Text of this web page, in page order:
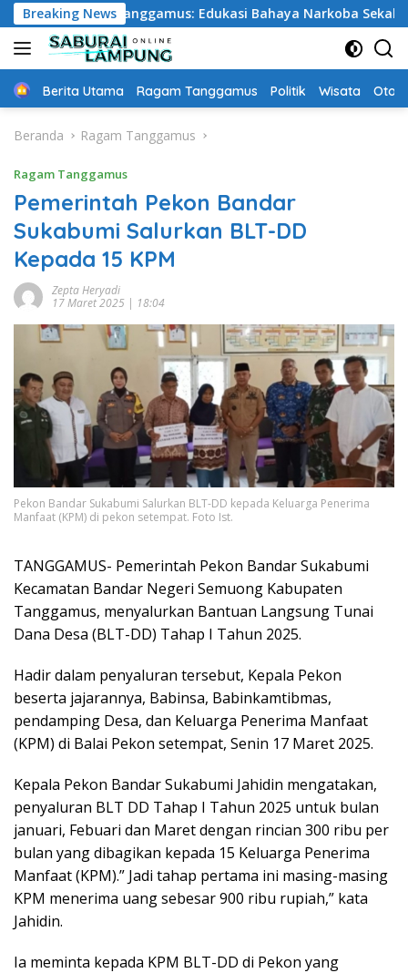
Langsung
ke
konten
Breaking News
DPD MAI Tanggamus: Edukasi Bahaya Narkoba Sekaligus
Home
Berita Utama Ragam Tanggamus Politik Wisata Oto
Beranda Ragam Tanggamus
Ragam Tanggamus
Pemerintah Pekon Bandar
Sukabumi Salurkan BLT-DD
Kepada 15 KPM
Zepta Heryadi
17 Maret 2025 | 18:04
Pekon Bandar Sukabumi Salurkan BLT-DD kepada Keluarga Penerima
Manfaat (KPM) di pekon setempat. Foto Ist.
TANGGAMUS- Pemerintah Pekon Bandar Sukabumi
Kecamatan Bandar Negeri Semuong Kabupaten
Tanggamus, menyalurkan Bantuan Langsung Tunai
Dana Desa (BLT-DD) Tahap I Tahun 2025.
Hadir dalam penyaluran tersebut, Kepala Pekon
beserta jajarannya, Babinsa, Babinkamtibmas,
pendamping Desa, dan Keluarga Penerima Manfaat
(KPM) di Balai Pekon setempat, Senin 17 Maret 2025.
Kepala Pekon Bandar Sukabumi Jahidin mengatakan,
penyaluran BLT DD Tahap I Tahun 2025 untuk bulan
januari, Febuari dan Maret dengan rincian 300 ribu per
bulan yang dibagikan kepada 15 Keluarga Penerima
Manfaat (KPM).” Jadi tahap pertama ini masing-masing
KPM menerima uang sebesar 900 ribu rupiah,” kata
Jahidin.
Ia meminta kepada KPM BLT-DD di Pekon yang